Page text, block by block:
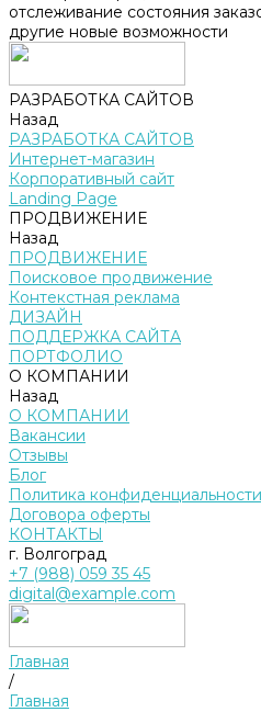
отслеживание состояния
другие новые возможности
РАЗРАБОТКА САЙТОВ
Назад
РАЗРАБОТКА САЙТОВ
Интернет-магазин
Корпоративный сайт
Landing Page
ПРОДВИЖЕНИЕ
Назад
ПРОДВИЖЕНИЕ
Поисковое продвижение
Контекстная реклама
ДИЗАЙН
ПОДДЕРЖКА САЙТА
ПОРТФОЛИО
О КОМПАНИИ
Назад
О КОМПАНИИ
Вакансии
Отзывы
Блог
Политика конфиденциальности
Договора оферты
КОНТАКТЫ
г. Волгоград
+7 (988) 059 35 45
digital@example.com
Главная
/
Главная